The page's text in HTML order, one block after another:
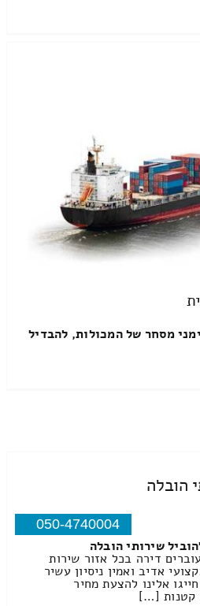
מסחר של המכולות, להבדיל
הובלה
050-4740004
שירותי הובלה
דירה בכל אזור שירות
אדיב ואמין ניסיון עשיר
אלינו להצעת מחיר
קטנות […]